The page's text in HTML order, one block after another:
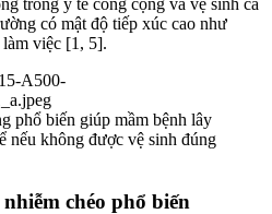
trong y tế công cộng và vệ sinh cá
có mật độ tiếp xúc cao như
việc [1, 5].
phổ biến giúp mầm bệnh lây
nếu không được vệ sinh đúng
chéo phổ biến